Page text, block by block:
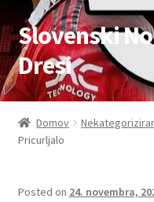
Skip
to
navigation
Skip
to
content
Slovenski
Dresi
Domov
Blog
Domov
Pricurljalo
Posted on 24. novembra,